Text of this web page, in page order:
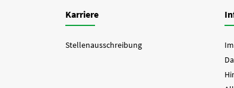
Karriere
Stellenausschreibung